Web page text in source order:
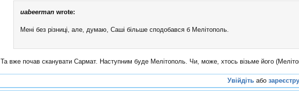
uabeerman wrote:
Мені без різниці, але, думаю, Саші більше сподобався б Мелітополь.
Та вже почав сканувати Сармат. Наступним буде Мелітополь. Чи, може, хтось візьме його
Увійдіть або